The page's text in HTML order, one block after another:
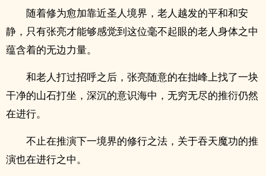
随着修为愈加靠近圣人境界，老人越发的平和和安
静，只有张亮才能够感觉到这位毫不起眼的老人身体之中
蕴含着的无边力量。
和老人打过招呼之后，张亮随意的在拙峰上找了一块
干净的山石打坐，深沉的意识海中，无穷无尽的推衍仍然
在进行。
不止在推演下一境界的修行之法，关于吞天魔功的推
演也在进行之中。